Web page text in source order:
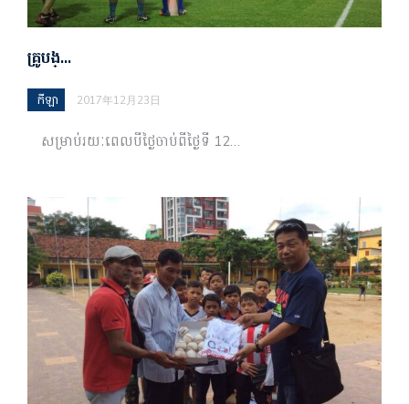
គ្រូ​បង្…
កីឡា 2017年12月23日
សម្រាប់រយៈពេលបីថ្ងៃចាប់ពីថ្ងៃទី 12…